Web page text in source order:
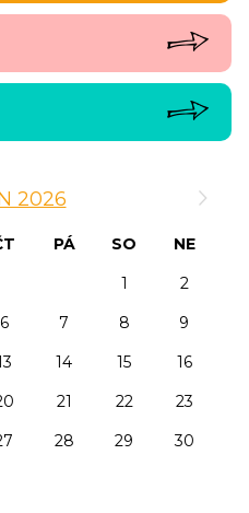
2026
PÁ SO
NE
1
2
6 7 8
9
14 15
16
21 22
23
28 29
30